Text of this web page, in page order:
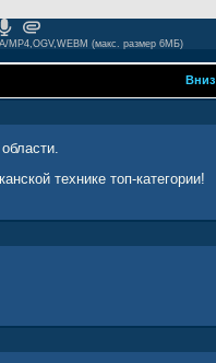
MP4,OGV,WEBM (макс. размер 6МБ)
Вниз
технике топ-категории!